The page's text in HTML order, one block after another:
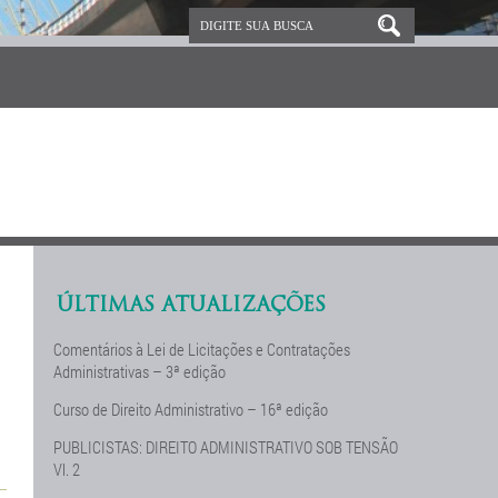
ÚLTIMAS ATUALIZAÇÕES
Comentários à Lei de Licitações e Contratações
Administrativas – 3ª edição
Curso de Direito Administrativo – 16ª edição
PUBLICISTAS: DIREITO ADMINISTRATIVO SOB TENSÃO
Vl. 2